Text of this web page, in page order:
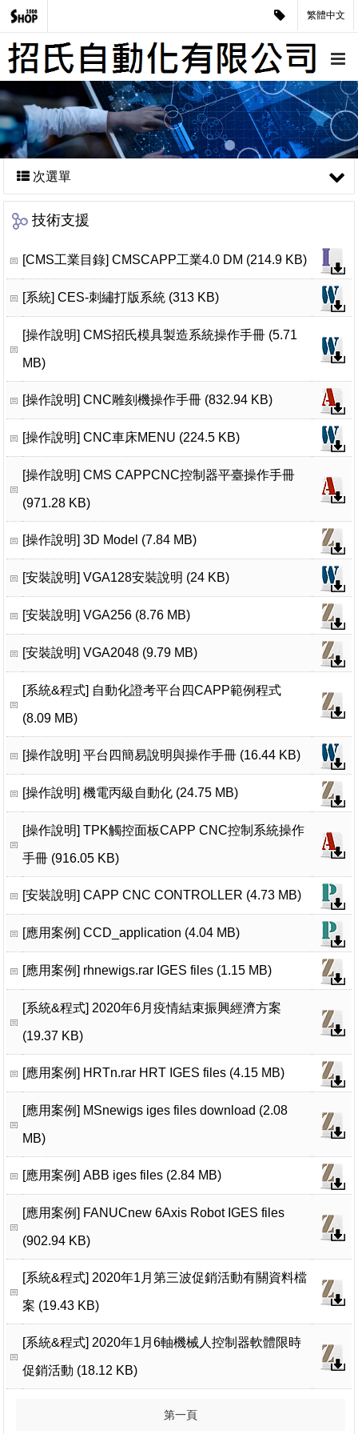
繁體中文
次選單
技術支援
[CMS工業目錄] CMSCAPP工業4.0 DM (214.9 KB)
[系統] CES-刺繡打版系統 (313 KB)
[操作說明] CMS招氏模具製造系統操作手冊 (5.71
MB)
[操作說明] CNC雕刻機操作手冊 (832.94 KB)
[操作說明] CNC車床MENU (224.5 KB)
[操作說明] CMS CAPPCNC控制器平臺操作手冊
(971.28 KB)
[操作說明] 3D Model (7.84 MB)
[安裝說明] VGA128安裝說明 (24 KB)
[安裝說明] VGA256 (8.76 MB)
[安裝說明] VGA2048 (9.79 MB)
[系統&程式] 自動化證考平台四CAPP範例程式
(8.09 MB)
[操作說明] 平台四簡易說明與操作手冊 (16.44 KB)
[操作說明] 機電丙級自動化 (24.75 MB)
[操作說明] TPK觸控面板CAPP CNC控制系統操作
手冊 (916.05 KB)
[安裝說明] CAPP CNC CONTROLLER (4.73 MB)
[應用案例] CCD_application (4.04 MB)
[應用案例] rhnewigs.rar IGES files (1.15 MB)
[系統&程式] 2020年6月疫情結束振興經濟方案
(19.37 KB)
[應用案例] HRTn.rar HRT IGES files (4.15 MB)
[應用案例] MSnewigs iges files download (2.08
MB)
[應用案例] ABB iges files (2.84 MB)
[應用案例] FANUCnew 6Axis Robot IGES files
(902.94 KB)
[系統&程式] 2020年1月第三波促銷活動有關資料檔
案 (19.43 KB)
[系統&程式] 2020年1月6軸機械人控制器軟體限時
促銷活動 (18.12 KB)
第一頁